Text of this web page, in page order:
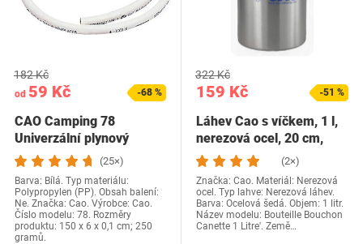
od 59 Kč
182 Kč
-68 %
CAO Camping 78
Univerzální plynový
rychlovarná konvice
(25×)
Barva: Bílá. Typ materiálu:
Polypropylen (PP). Obsah balení:
Ne. Značka: Cao. Výrobce: Cao.
Číslo modelu: 78. Rozměry
produktu: 150 x 6 x 0,1 cm; 250
gramů.
159 Kč
322 Kč
-51 %
Láhev Cao s víčkem, 1 l,
nerezová ocel, 20 cm,
šedá
(2×)
Značka: Cao. Materiál: Nerezová
ocel. Typ lahve: Nerezová láhev.
Barva: Ocelová šedá. Objem: 1 litr.
Název modelu: Bouteille Bouchon
Canette 1 Litre'. Země…